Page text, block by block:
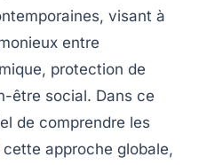
visant à
entre
, protection de
être social. Dans ce
de comprendre les
approche globale,